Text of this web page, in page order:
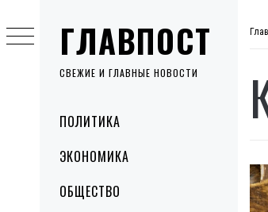
ГЛАВПОСТ
СВЕЖИЕ И ГЛАВНЫЕ НОВОСТИ
MenuПОЛИТИКА
ЭКОНОМИКА
ОБЩЕСТВО
to
content